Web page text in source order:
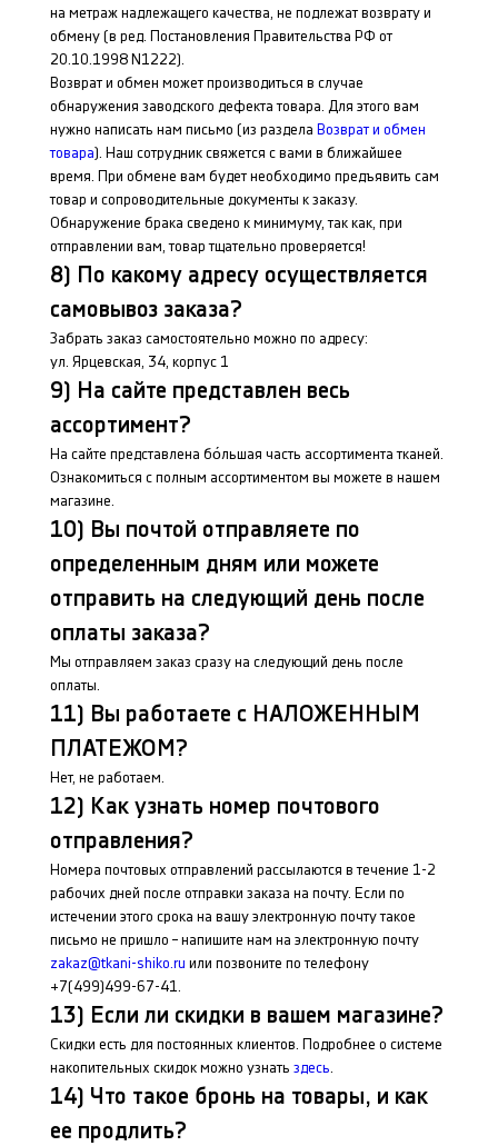
на метраж надлежащего качества, не подлежат возврату и
обмену (в ред. Постановления Правительства РФ от
20.10.1998 N1222).
Возврат и обмен может производиться в случае
обнаружения заводского дефекта товара. Для этого вам
нужно написать нам письмо (из раздела Возврат и обмен
товара). Наш сотрудник свяжется с вами в ближайшее
время. При обмене вам будет необходимо предъявить сам
товар и сопроводительные документы к заказу.
Обнаружение брака сведено к минимуму, так как, при
отправлении вам, товар тщательно проверяется!
8) По какому адресу осуществляется
самовывоз заказа?
Забрать заказ самостоятельно можно по адресу:
ул. Ярцевская, 34, корпус 1
9) На сайте представлен весь
ассортимент?
На сайте представлена бо́льшая часть ассортимента тканей.
Ознакомиться с полным ассортиментом вы можете в нашем
магазине.
10) Вы почтой отправляете по
определенным дням или можете
отправить на следующий день после
оплаты заказа?
Мы отправляем заказ сразу на следующий день после
оплаты.
11) Вы работаете с НАЛОЖЕННЫМ
ПЛАТЕЖОМ?
Нет, не работаем.
12) Как узнать номер почтового
отправления?
Номера почтовых отправлений рассылаются в течение 1-2
рабочих дней после отправки заказа на почту. Если по
истечении этого срока на вашу электронную почту такое
письмо не пришло – напишите нам на электронную почту
zakaz@tkani-shiko.ru или позвоните по телефону
+7(499)499-67-41.
13) Если ли скидки в вашем магазине?
Скидки есть для постоянных клиентов. Подробнее о системе
накопительных скидок можно узнать здесь.
14) Что такое бронь на товары, и как
ее продлить?